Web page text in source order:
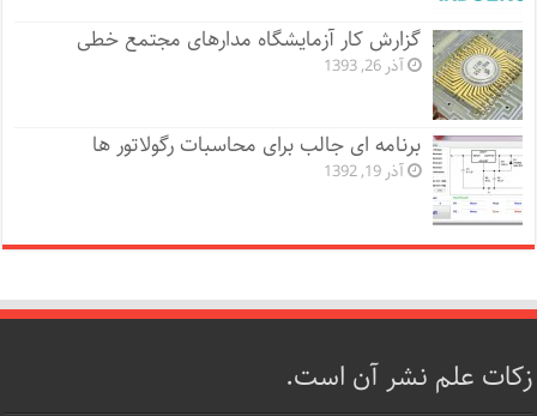
گزارش کار آزمایشگاه مدارهای مجتمع خطی
آذر 26, 1393
برنامه ای جالب برای محاسبات رگولاتور ها
آذر 19, 1392
زکات علم نشر آن است.